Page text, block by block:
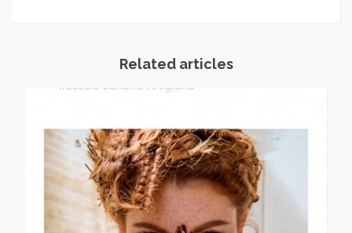
Related articles